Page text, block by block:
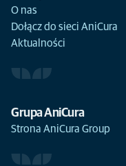
O nas
Dołącz do sieci AniCura
Aktualności
Grupa AniCura
Strona AniCura Group